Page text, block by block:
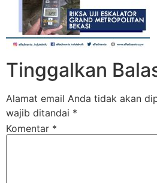
Tinggalkan
Alamat email Anda tidak akan
wajib ditandai *
Komentar *